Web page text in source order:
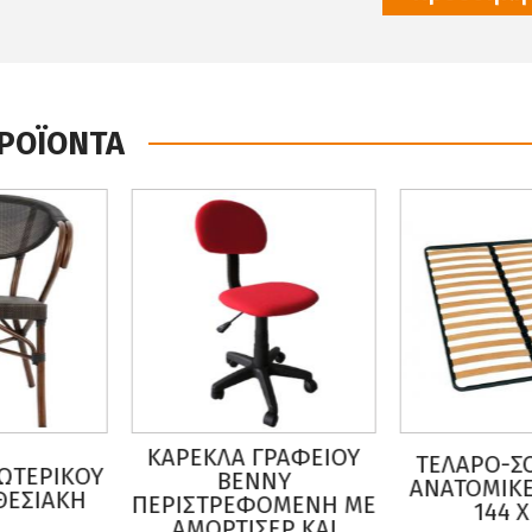
ΓΡΑΦΕΙΟΥ
BENNY
ΜΕ
ΤΕΛΑΡΟ-ΣΟΜΙΕΣ ΜΕ
ΑΝΑΤΟΜIΚΕΣ ΤΑΒΛΕΣ
144 X 193